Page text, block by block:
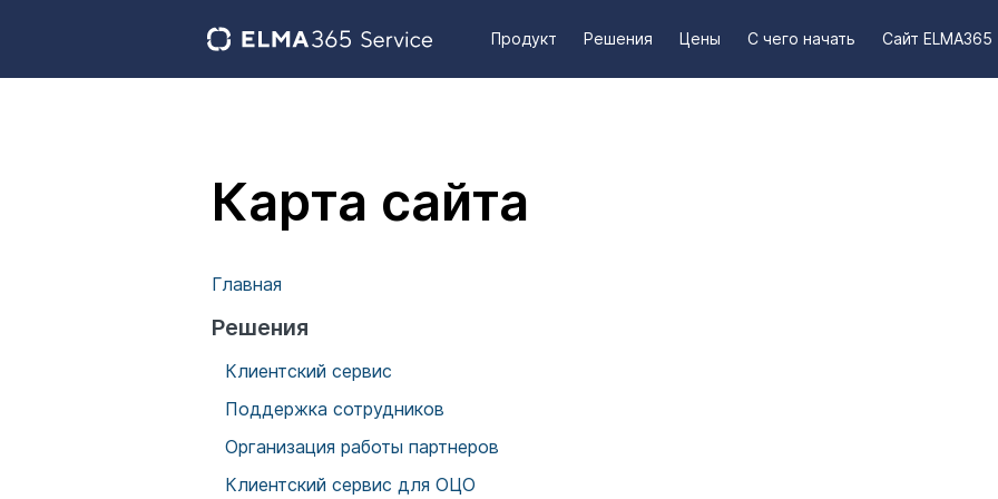
Продукт Решения Цены С чего начать Сайт ELMA365
Карта сайта
Главная
Решения
Клиентский сервис
Поддержка сотрудников
Организация работы партнеров
Клиентский сервис для ОЦО